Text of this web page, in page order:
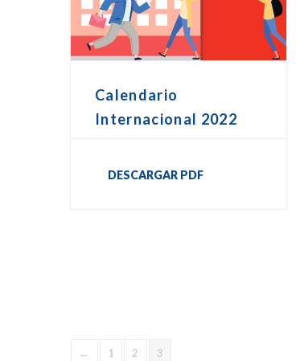
Calendario
Internacional 2022
DESCARGAR PDF
← 1 2 3